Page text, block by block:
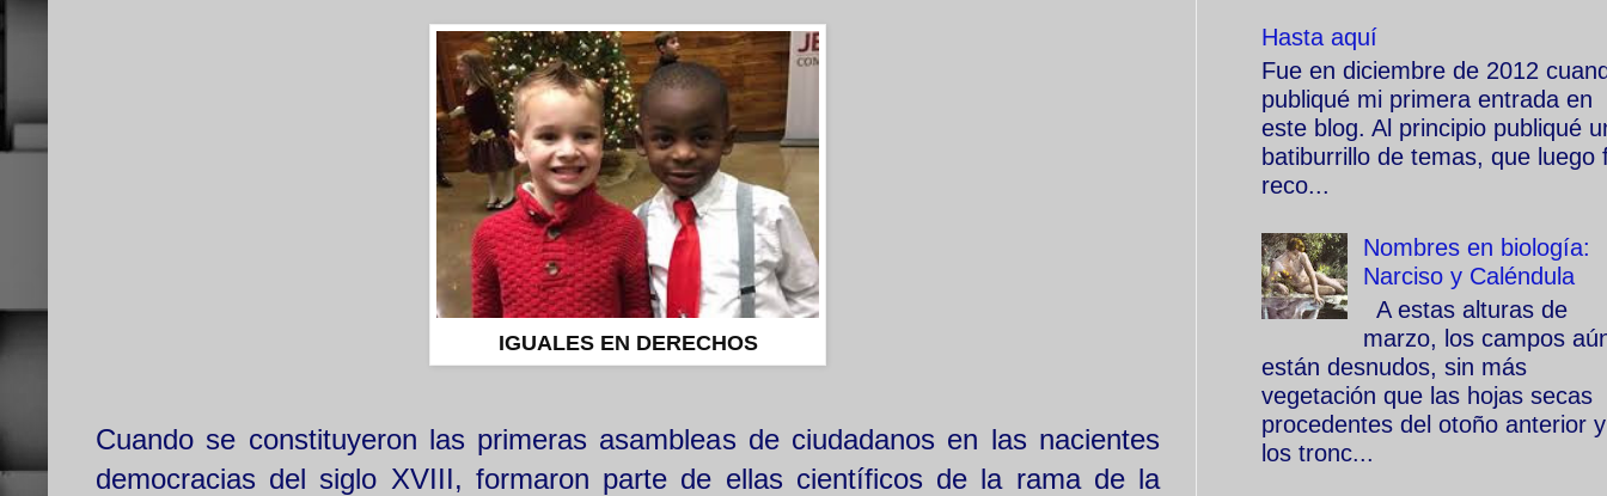
IGUALES EN DERECHOS
Cuando se constituyeron las primeras asambleas de ciudadanos en las nacientes
democracias del siglo XVIII, formaron parte de ellas científicos de la rama de la
Hasta aquí
Fue en diciembre de 2012
publiqué mi primera entrada en
este blog. Al principio publiqué
batiburrillo de temas, que luego
reco...
Nombres en biología:
Narciso y Caléndula
A estas alturas de
marzo, los campos
están desnudos, sin más
vegetación que las hojas secas
procedentes del otoño anterior y
los tronc...